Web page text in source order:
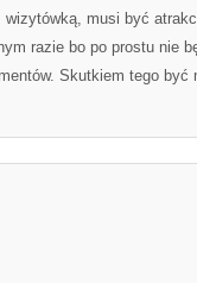
wizytówką, musi być
razie bo po prostu nie
Skutkiem tego być